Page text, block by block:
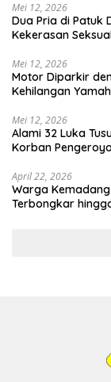
Mei 12, 2026
Dua Pria di Patuk
Kekerasan
Mei 12, 2026
Motor Diparkir
Kehilangan
Mei 12, 2026
Alami 32 Luka
Korban
April 22, 2026
Warga
Terbongkar